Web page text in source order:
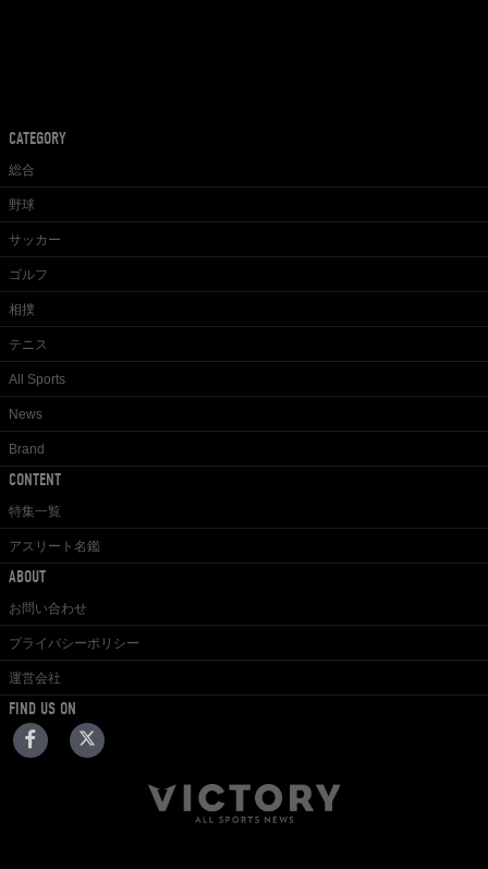
CATEGORY
総合
野球
サッカー
ゴルフ
相撲
テニス
All Sports
News
Brand
CONTENT
特集一覧
アスリート名鑑
ABOUT
お問い合わせ
プライバシーポリシー
運営会社
FIND US ON